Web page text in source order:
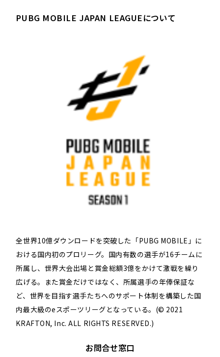
PUBG MOBILE JAPAN LEAGUEについて
全世界10億ダウンロードを突破した「PUBG MOBILE」に
おける国内初のプロリーグ。国内有数の選手が16チームに
所属し、世界大会出場と賞金総額3億をかけて激戦を繰り
広げる。また賞金だけではなく、所属選手の年俸保証な
ど、世界を目指す選手たちへのサポート体制を構築した国
内最大級のeスポーツリーグとなっている。(© 2021
KRAFTON, Inc. ALL RIGHTS RESERVED.)
お問合せ窓口